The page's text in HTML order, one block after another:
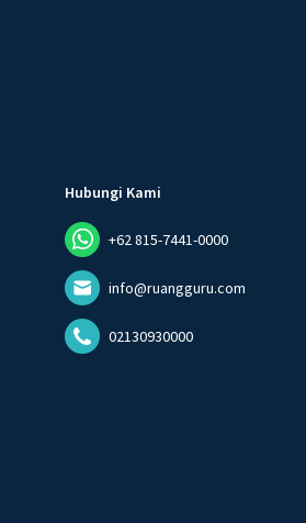
Hubungi Kami
+62 815-7441-0000
info@ruangguru.com
02130930000